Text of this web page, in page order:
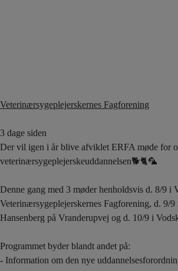
Veterinærsygeplejerskernes Fagforening
3 dage siden
Der vil igen i år blive afviklet ERFA møde for
veterinærsygeplejerskeuddannelsen🐕🐈🦜
Denne gang med 3 møder henholdsvis d. 8/9 i
Veterinærsygeplejerskernes Fagforening, d. 9/
Hansenberg på Vranderupvej og d. 10/9 i
Programmet byder blandt andet på:
- Information om den nye